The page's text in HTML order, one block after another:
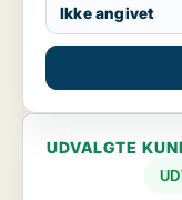
Ikke angivet
UDVALGTE